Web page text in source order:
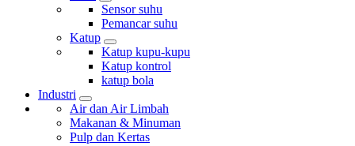
Sensor suhu
Pemancar suhu
Katup
Katup kupu-kupu
Katup kontrol
katup bola
Industri
Air dan Air Limbah
Makanan & Minuman
Pulp dan Kertas